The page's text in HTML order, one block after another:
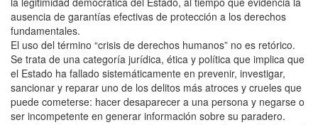
ausencia de garantías efectivas de protección a los derechos
fundamentales.
El uso del término “crisis de derechos humanos” no es retórico.
Se trata de una categoría jurídica, ética y política que implica que
el Estado ha fallado sistemáticamente en prevenir, investigar,
sancionar y reparar uno de los delitos más atroces y crueles que
puede cometerse: hacer desaparecer a una persona y negarse o
ser incompetente en generar información sobre su paradero.